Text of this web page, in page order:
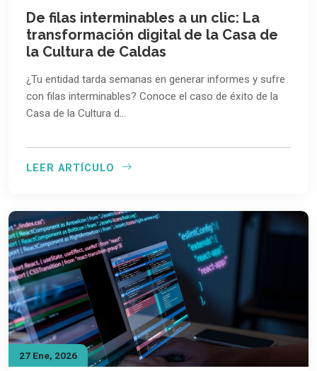
De filas interminables a un clic: La
transformación digital de la Casa de
la Cultura de Caldas
¿Tu entidad tarda semanas en generar informes y sufre
con filas interminables? Conoce el caso de éxito de la
Casa de la Cultura d…
LEER ARTÍCULO
27 Ene, 2026